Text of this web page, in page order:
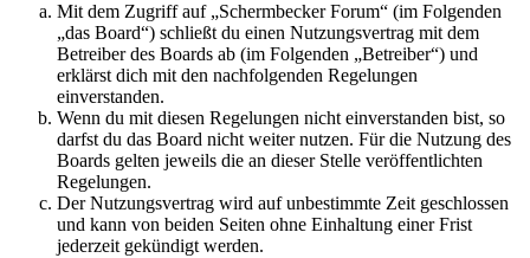
Mit dem Zugriff auf „Schermbecker Forum“ (im Folgenden
„das Board“) schließt du einen Nutzungsvertrag mit dem
Betreiber des Boards ab (im Folgenden „Betreiber“) und
erklärst dich mit den nachfolgenden Regelungen
einverstanden.
Wenn du mit diesen Regelungen nicht einverstanden bist, so
darfst du das Board nicht weiter nutzen. Für die Nutzung des
Boards gelten jeweils die an dieser Stelle veröffentlichten
Regelungen.
Der Nutzungsvertrag wird auf unbestimmte Zeit geschlossen
und kann von beiden Seiten ohne Einhaltung einer Frist
jederzeit gekündigt werden.